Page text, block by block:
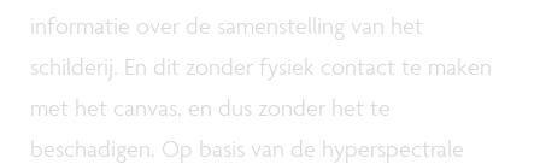
informatie over de samenstelling van het
schilderij. En dit zonder fysiek contact te maken
met het canvas, en dus zonder het te
beschadigen. Op basis van de hyperspectrale